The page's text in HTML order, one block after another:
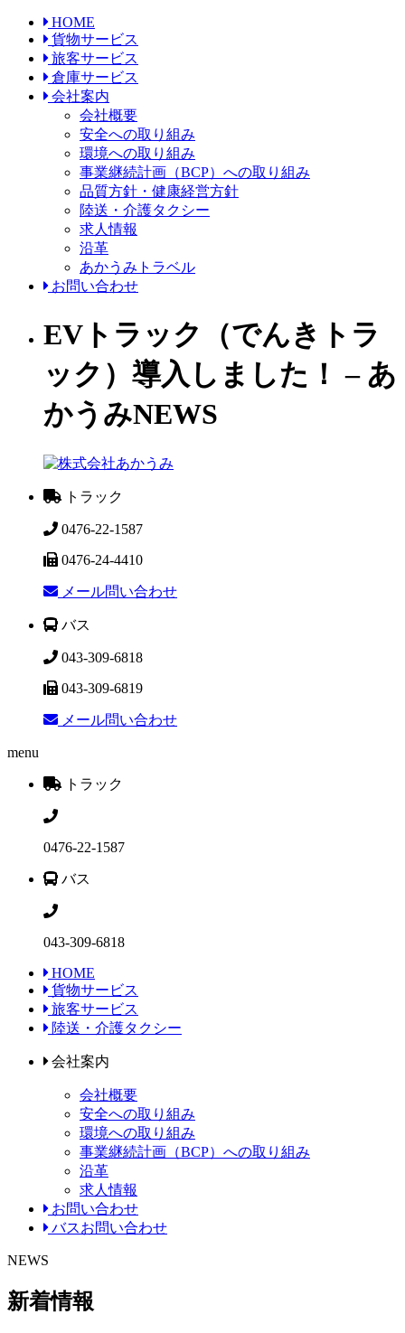
HOME
貨物サービス
旅客サービス
倉庫サービス
会社案内
会社概要
安全への取り組み
環境への取り組み
事業継続計画（BCP）への取り組み
品質方針・健康経営方針
陸送・介護タクシー
求人情報
沿革
あかうみトラベル
お問い合わせ
EVトラック（でんきトラ
ック）導入しました！ – あ
かうみNEWS
トラック
0476-22-1587
0476-24-4410
メール問い合わせ
バス
043-309-6818
043-309-6819
メール問い合わせ
menu
トラック
0476-22-1587
バス
043-309-6818
HOME
貨物サービス
旅客サービス
陸送・介護タクシー
会社案内
会社概要
安全への取り組み
環境への取り組み
事業継続計画（BCP）への取り組み
沿革
求人情報
お問い合わせ
バスお問い合わせ
NEWS
新着情報